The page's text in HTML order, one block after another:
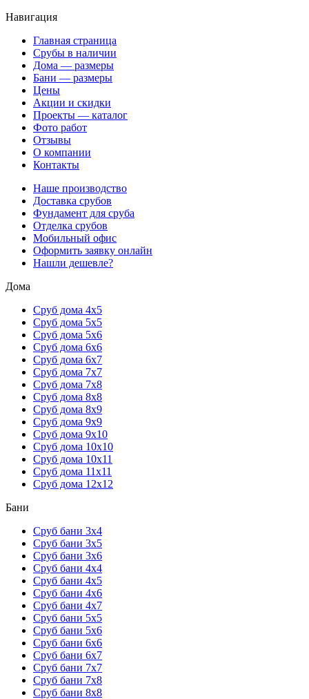
Навигация
Главная страница
Срубы в наличии
Дома — размеры
Бани — размеры
Цены
Акции и скидки
Проекты — каталог
Фото работ
Отзывы
О компании
Контакты
Наше производство
Доставка срубов
Фундамент для сруба
Отделка срубов
Мобильный офис
Оформить заявку онлайн
Нашли дешевле?
Дома
Сруб дома 4х5
Сруб дома 5х5
Сруб дома 5х6
Сруб дома 6х6
Сруб дома 6х7
Сруб дома 7х7
Сруб дома 7х8
Сруб дома 8х8
Сруб дома 8х9
Сруб дома 9х9
Сруб дома 9х10
Сруб дома 10х10
Сруб дома 10х11
Сруб дома 11х11
Сруб дома 12х12
Бани
Сруб бани 3х4
Сруб бани 3х5
Сруб бани 3х6
Сруб бани 4х4
Сруб бани 4х5
Сруб бани 4х6
Сруб бани 4х7
Сруб бани 5х5
Сруб бани 5х6
Сруб бани 6х6
Сруб бани 6х7
Сруб бани 7х7
Сруб бани 7х8
Сруб бани 8х8